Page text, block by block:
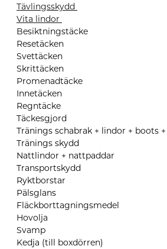
Tävlingsskydd
Vita lindor
Besiktningstäcke
Resetäcken
Svettäcken
Skrittäcken
Promenadtäcke
Innetäcken
Regntäcke
Täckesgjord
Tränings schabrak + lindor + boots +
Tränings skydd
Nattlindor + nattpaddar
Transportskydd
Ryktborstar
Pälsglans
Fläckborttagningsmedel
Hovolja
Svamp
Kedja (till boxdörren)